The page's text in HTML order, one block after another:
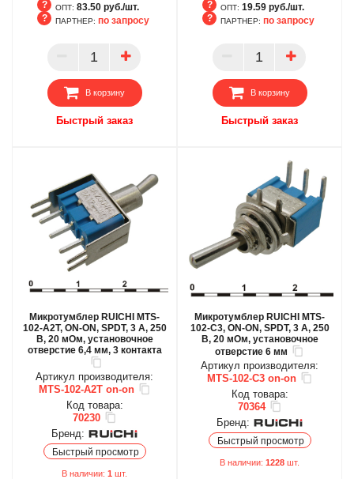
ОПТ: 83.50 руб./шт.
ПАРТНЕР
ПАРТНЕР: по запросу
В корзину
Быстрый заказ
ОПТ: 19.59 руб./шт.
ПАРТНЕР
ПАРТНЕР: по запросу
В корзину
Быстрый заказ
Микротумблер RUICHI MTS-
102-A2T, ON-ON, SPDT, 3 А, 250
В, 20 мОм, установочное
отверстие 6,4 мм, 3 контакта
Артикул производителя:
MTS-102-A2T on-on
Код товара:
70230
Бренд:
Быстрый просмотр
В наличии: 1 шт.
Микротумблер RUICHI MTS-
102-C3, ON-ON, SPDT, 3 А, 250
В, 20 мОм, установочное
отверстие 6 мм
Артикул производителя:
MTS-102-C3 on-on
Код товара:
70364
Бренд:
Быстрый просмотр
В наличии: 1228 шт.